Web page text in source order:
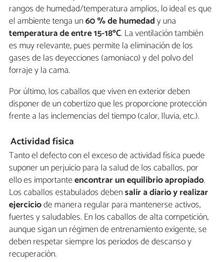
rangos de humedad/temperatura amplios, lo ideal es que
el ambiente tenga un60 % de humedady una
temperatura de entre 15-18ºC. La ventilación también
es muy relevante, pues permite la eliminación de los
gases de las deyecciones (amoniaco) y del polvo del
forraje y la cama.
Por último, los caballos que viven en exterior deben
disponer de un cobertizo que les proporcione protección
frente a las inclemencias del tiempo (calor, lluvia, etc.).
Actividad física
Tanto el defecto con el exceso de actividad física puede
suponer un perjuicio para la salud de los caballos, por
ello es importanteencontrar un equilibrio apropiado.
Los caballos estabulados debensalir a diario y realizar
ejerciciode manera regular para mantenerse activos,
fuertes y saludables. En los caballos de alta competición,
aunque sigan un régimen de entrenamiento exigente, se
deben respetar siempre los periodos de descanso y
recuperación.